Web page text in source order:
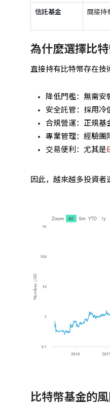
信託基金 間接持
為什麼選擇比
直接持有比特幣存在技
降低門檻：無需安
安全託管：採用冷
合規營運：正規基
專業管理：經驗團
交易便利：尤其是
因此，越來越多投資者
比特幣基金的